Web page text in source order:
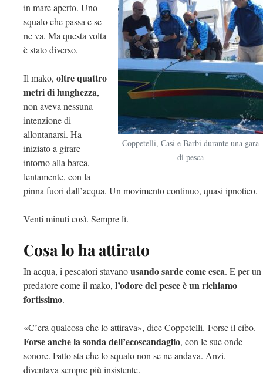
Coppetelli, Casi e Barbi durante una gara
di pesca
in mare aperto. Uno
squalo che passa e se
ne va. Ma questa volta
è stato diverso.
Il mako, oltre quattro
metri di lunghezza,
non aveva nessuna
intenzione di
allontanarsi. Ha
iniziato a girare
intorno alla barca,
lentamente, con la
pinna fuori dall’acqua. Un movimento continuo, quasi ipnotico.
Venti minuti così. Sempre lì.
Cosa lo ha attirato
In acqua, i pescatori stavanousando sarde come esca. E per un
predatore come il mako, l’odore del pesce è un richiamo
fortissimo.
«C’era qualcosa che lo attirava», dice Coppetelli. Forse il cibo.
Forse anche la sonda dell’ecoscandaglio, con le sue onde
sonore. Fatto sta che lo squalo non se ne andava. Anzi,
diventava sempre più insistente.